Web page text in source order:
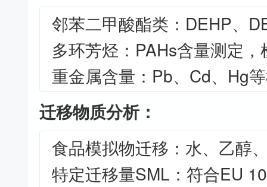
邻苯二甲酸酯类：DEHP、
多环芳烃：PAHs含量测定
重金属含量：Pb、Cd、Hg
迁移物质分析：
食品模拟物迁移：水、乙醇
特定迁移量SML：符合EU